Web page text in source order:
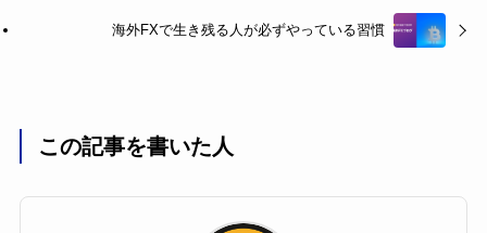
海外FXで生き残る人が必ずやっている習慣
この記事を書いた人